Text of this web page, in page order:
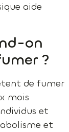
aide
on
?
de fumer
mois
et
et